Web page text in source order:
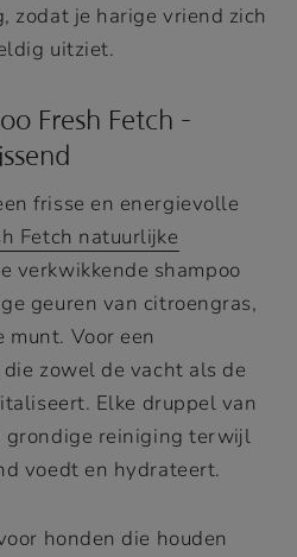
zodat je harige vriend zich
uitziet.
Fresh Fetch –
frisse en energievolle
Fetch natuurlijke
verkwikkende shampoo
geuren van citroengras,
munt. Voor een
zowel de vacht als de
Elke druppel van
grondige reiniging terwijl
voedt en hydrateert.
honden die houden